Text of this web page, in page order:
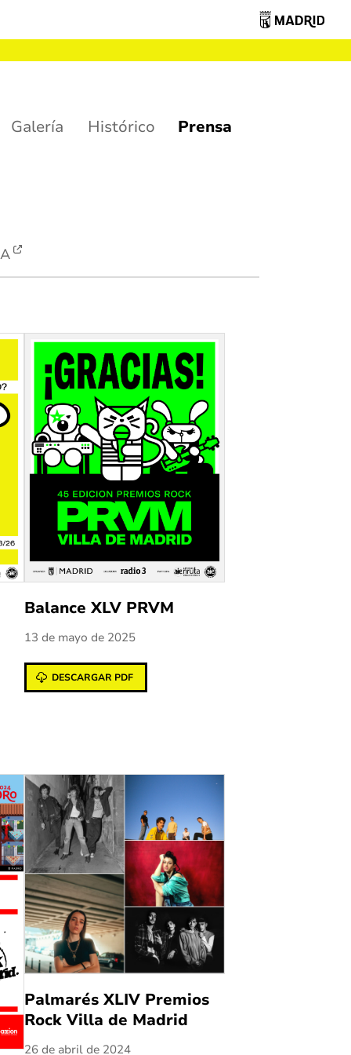
Galería Histórico Prensa
Balance XLV PRVM
13 de mayo de 2025
DESCARGAR PDF
Palmarés XLIV Premios
Rock Villa de Madrid
26 de abril de 2024